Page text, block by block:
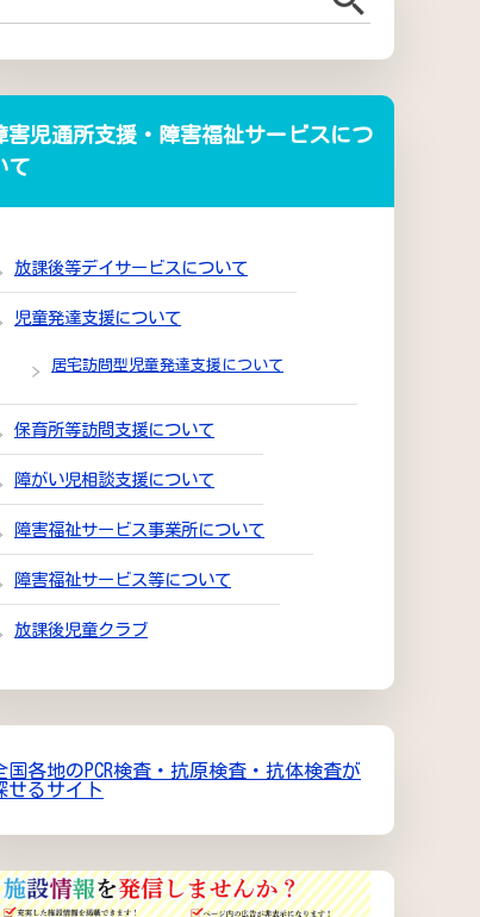
害児通所支援・障害福祉サービスにつ
て
放課後等デイサービスについて
児童発達支援について
居宅訪問型児童発達支援について
保育所等訪問支援について
障がい児相談支援について
障害福祉サービス事業所について
障害福祉サービス等について
放課後児童クラブ
国各地のPCR検査・抗原検査・抗体検査が
せるサイト